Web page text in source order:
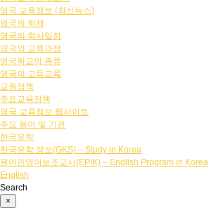
영국 교육정보 (최신뉴스)
영국의 학제
영국의 학사일정
영국의 교육과정
영국학교의 종류
영국의 고등교육
교원정책
주요교육정책
영국 교육정보 웹사이트
주요 용어 및 기관
한국유학
한국유학 정보(GKS) – Study in Korea
원어민영어보조교사(EPIK) – English Program in Korea
English
Search
×